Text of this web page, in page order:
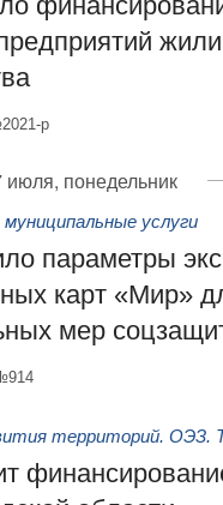
р
июля, понедельник
услуги
параметры
карт «Мир»
мер
территорий. ОЭЗ.